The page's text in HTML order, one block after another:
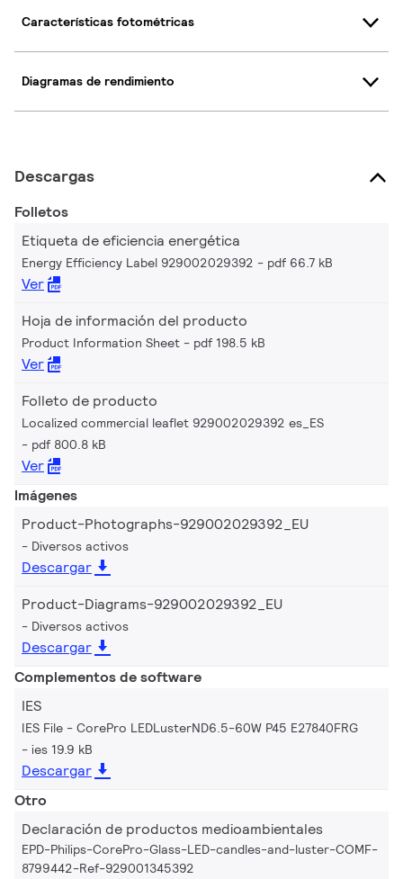
Características fotométricas
Diagramas de rendimiento
Descargas
Folletos
Etiqueta de eficiencia energética
Energy Efficiency Label 929002029392 pdf 66.7 kB
Ver
Hoja de información del producto
Product Information Sheet pdf 198.5 kB
Ver
Folleto de producto
Localized commercial leaflet 929002029392 es_ES
pdf 800.8 kB
Ver
Imágenes
Product-Photographs-929002029392_EU
Diversos activos
Descargar
Product-Diagrams-929002029392_EU
Diversos activos
Descargar
Complementos de software
IES
IES File - CorePro LEDLusterND6.5-60W P45 E27840FRG
ies 19.9 kB
Descargar
Otro
Declaración de productos medioambientales
EPD-Philips-CorePro-Glass-LED-candles-and-luster-COMF-
8799442-Ref-929001345392